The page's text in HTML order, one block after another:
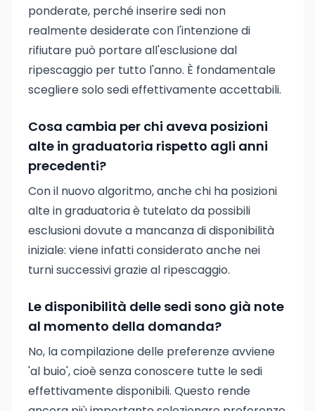
ponderate, perché inserire sedi non
realmente desiderate con l'intenzione di
rifiutare può portare all'esclusione dal
ripescaggio per tutto l'anno. È fondamentale
scegliere solo sedi effettivamente accettabili.
Cosa cambia per chi aveva posizioni
alte in graduatoria rispetto agli anni
precedenti?
Con il nuovo algoritmo, anche chi ha posizioni
alte in graduatoria è tutelato da possibili
esclusioni dovute a mancanza di disponibilità
iniziale: viene infatti considerato anche nei
turni successivi grazie al ripescaggio.
Le disponibilità delle sedi sono già note
al momento della domanda?
No, la compilazione delle preferenze avviene
'al buio', cioè senza conoscere tutte le sedi
effettivamente disponibili. Questo rende